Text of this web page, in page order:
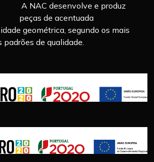
A NAC desenvolve e produz
peças de acentuada
geométrica, segundo os mais
padrões de qualidade.